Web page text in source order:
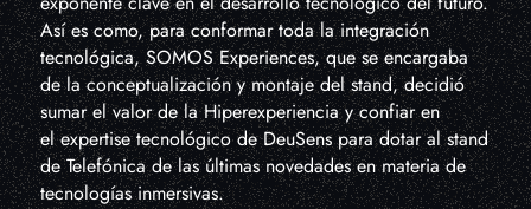
Así es como, para conformar toda la integración
tecnológica, SOMOS Experiences, que se encargaba
de la conceptualización y montaje del stand, decidió
sumar el valor de la Hiperexperiencia y confiar en
el expertise tecnológico de DeuSens para dotar al stand
de Telefónica de las últimas novedades en materia de
tecnologías inmersivas.